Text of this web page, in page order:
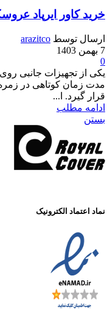
ایرپاد عروسکی،
arazitco
جانبی روی بورس با
کوتاهی در زمره پرفروش
ا...
الکترونیک